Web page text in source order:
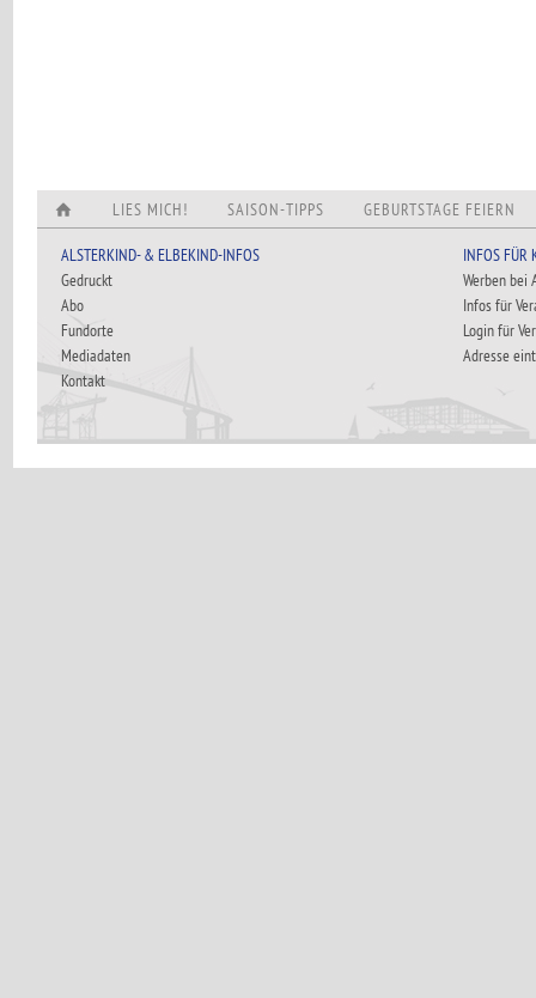
LIES MICH! SAISON-TIPPS GEBURTSTAGE FEIERN
ALSTERKIND- & ELBEKIND-INFOS
Gedruckt
Abo
Fundorte
Mediadaten
Kontakt
INFOS FÜR
Werben bei
Infos für
Login für
Adresse